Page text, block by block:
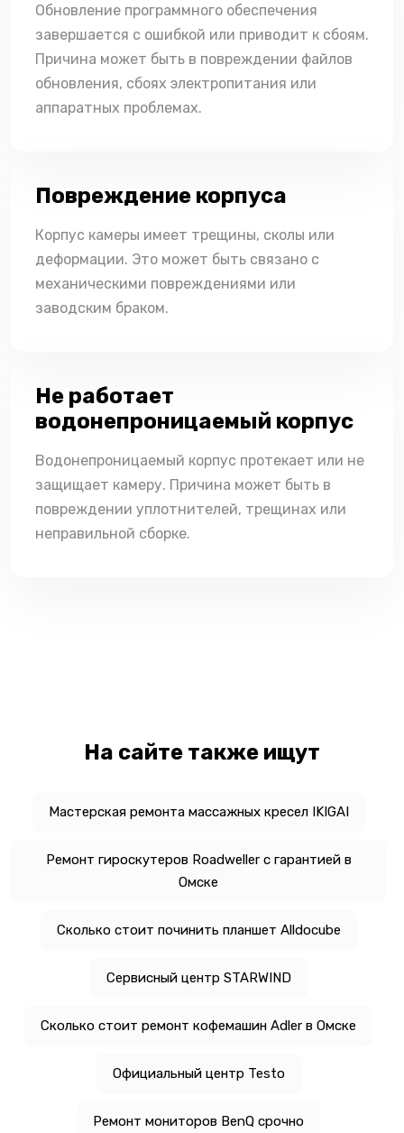
Обновление программного обеспечения
завершается с ошибкой или приводит к сбоям.
Причина может быть в повреждении файлов
обновления, сбоях электропитания или
аппаратных проблемах.
Повреждение корпуса
Корпус камеры имеет трещины, сколы или
деформации. Это может быть связано с
механическими повреждениями или
заводским браком.
Не работает
водонепроницаемый корпус
Водонепроницаемый корпус протекает или не
защищает камеру. Причина может быть в
повреждении уплотнителей, трещинах или
неправильной сборке.
На сайте также ищут
Мастерская ремонта массажных кресел IKIGAI
Ремонт гироскутеров Roadweller с гарантией в
Омске
Сколько стоит починить планшет Alldocube
Сервисный центр STARWIND
Сколько стоит ремонт кофемашин Adler в Омске
Официальный центр Testo
Ремонт мониторов BenQ срочно